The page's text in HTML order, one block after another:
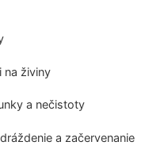
na živiny
a nečistoty
a začervenanie